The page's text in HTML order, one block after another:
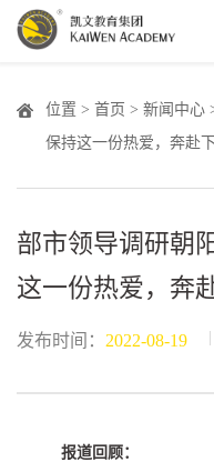
位置 > 首页 > 新闻中心
保持这一份热爱，奔赴
部市领导调研朝
这一份热爱，奔
发布时间： 2022-08-19
报道回顾：